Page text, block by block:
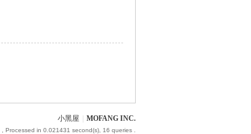
小黑屋 MOFANG INC.
, Processed in 0.021431 second(s), 16 queries .